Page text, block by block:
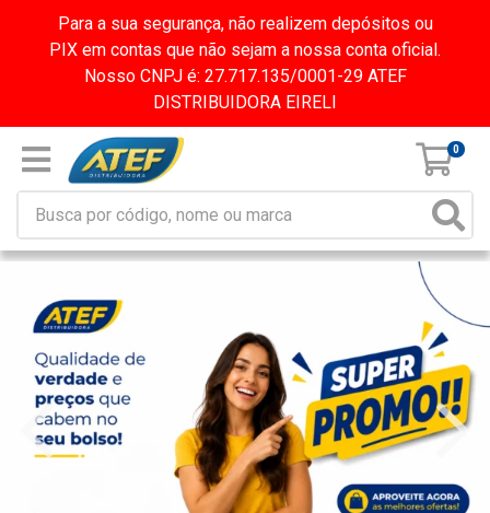
Para a sua segurança, não realizem depósitos ou
PIX em contas que não sejam a nossa conta oficial.
Nosso CNPJ é: 27.717.135/0001-29 ATEF
DISTRIBUIDORA EIRELI
0